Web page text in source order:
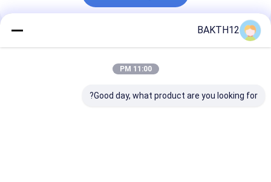
المنتجات الموصى بها
BAKTH12
11:00 PM
Good day, what product are you looking for?